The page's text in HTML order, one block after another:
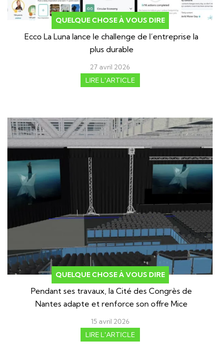
QUELQUE CHOSE À VOUS DIRE
Ecco La Luna lance le challenge de l’entreprise la
plus durable
27 avril 2026
LIRE L'ARTICLE
QUELQUE CHOSE À VOUS DIRE
Pendant ses travaux, la Cité des Congrès de
Nantes adapte et renforce son offre Mice
15 avril 2026
LIRE L'ARTICLE